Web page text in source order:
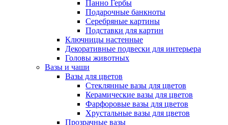
Панно Гербы
Подарочные банкноты
Серебряные картины
Подставки для картин
Ключницы настенные
Декоративные подвески для интерьера
Головы животных
Вазы и чаши
Вазы для цветов
Стеклянные вазы для цветов
Керамические вазы для цветов
Фарфоровые вазы для цветов
Хрустальные вазы для цветов
Прозрачные вазы